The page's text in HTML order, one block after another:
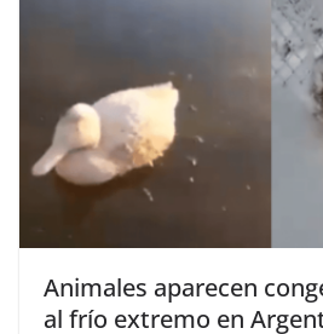
Animales aparecen
al frío extremo en